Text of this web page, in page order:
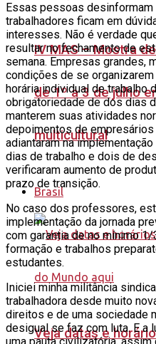
IV MAS – Mostra
de 1º a 3 de julho
multicultural
Brasil
Veja datas e
Essas pessoas
trabalhadores ficam em
interesses. Não é verdade
resultar no fechamento de
semana. Empresas grandes,
condições de se
horária individual de trabalho
obrigatoriedade de dos dias
manterem suas atividades
depoimentos de
adiantaram na
dias de trabalho e dois de
verificaram aumento de
prazo de transição.
No caso dos professores,
implementação da jornada
com garantia de no mínimo
formação e trabalhos
estudantes.
Iniciei minha militância
trabalhadora desde muito
direitos e de uma sociedade
desigual se faz com luta. E a